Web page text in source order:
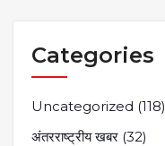
Categories
Uncategorized (118)
अंतरराष्ट्रीय खबर (32)